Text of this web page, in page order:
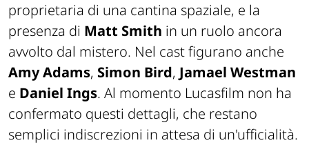
proprietaria di una cantina spaziale, e la
presenza di Matt Smith in un ruolo ancora
avvolto dal mistero. Nel cast figurano anche
Amy Adams, Simon Bird, Jamael Westman
e Daniel Ings. Al momento Lucasfilm non ha
confermato questi dettagli, che restano
semplici indiscrezioni in attesa di un'ufficialità.